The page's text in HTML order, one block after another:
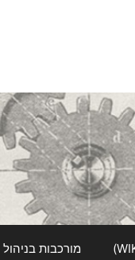
מורכבות בניהול